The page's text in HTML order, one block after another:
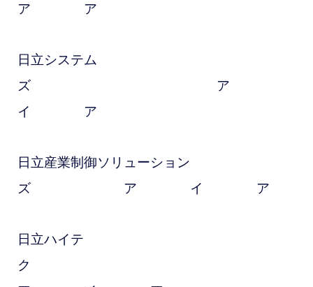
ア ア
日立システム
ズ ア
イ ア
日立産業制御ソリューション
ズ ア イ ア
日立ハイテ
ク